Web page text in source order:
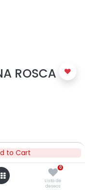
to Cart
0
Lista de
deseos
ROSCA